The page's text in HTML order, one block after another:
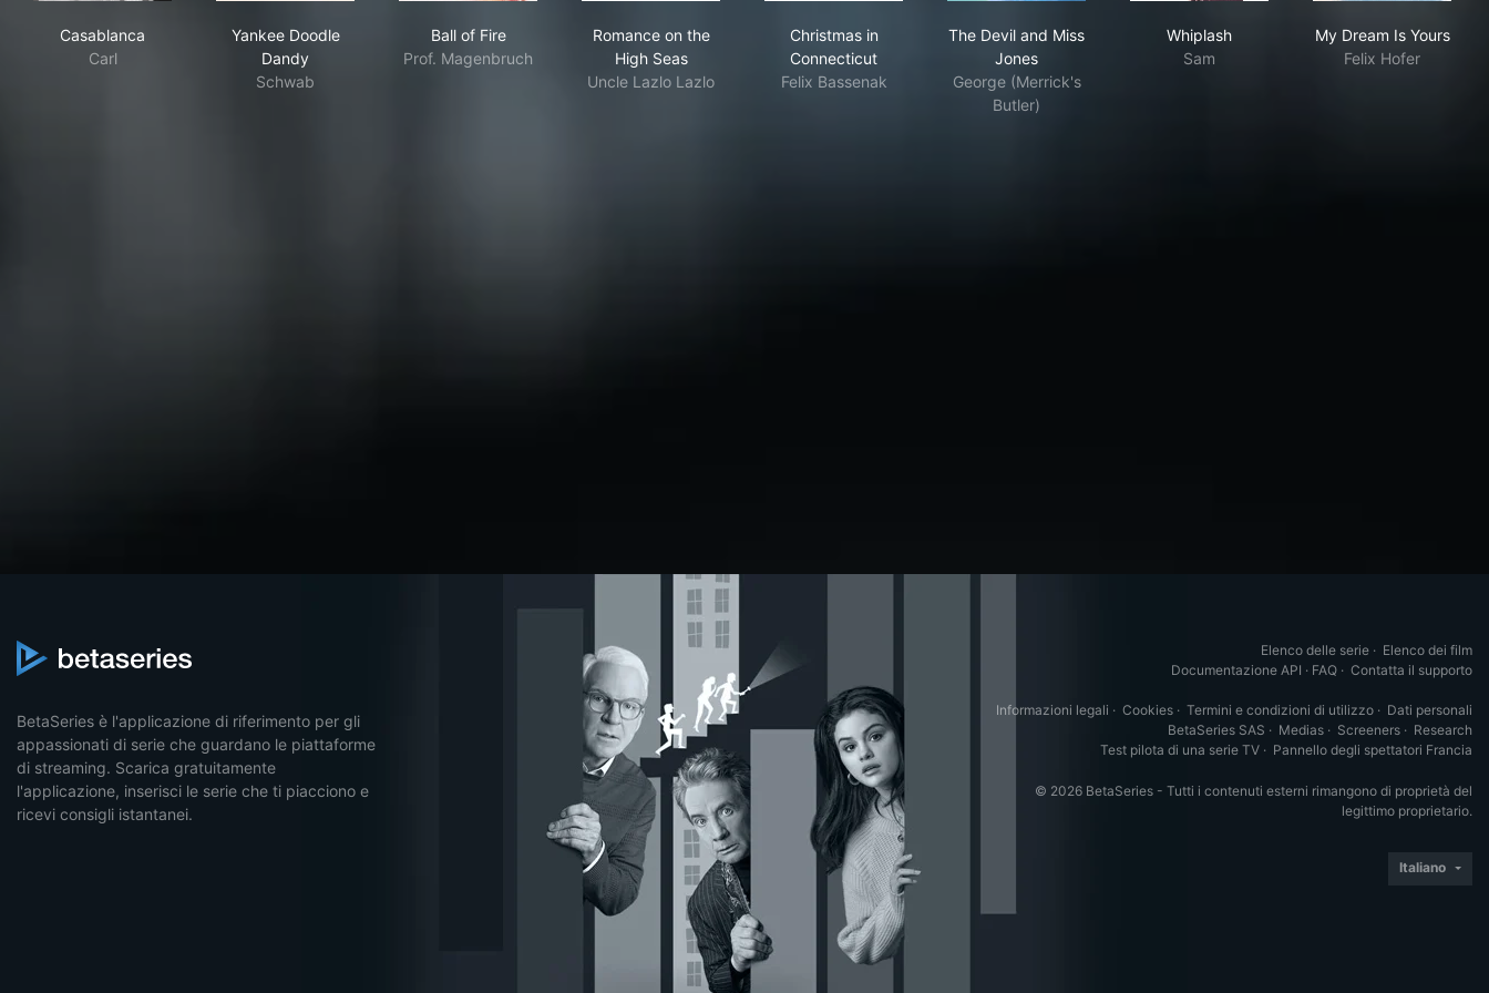
Casablanca
Carl
Yankee Doodle
Dandy
Schwab
Ball of Fire
Prof. Magenbruch
Romance on the
High Seas
Uncle Lazlo Lazlo
Christmas in
Connecticut
Felix Bassenak
The Devil and Miss
Jones
George (Merrick's
Butler)
Whiplash
Sam
My Dream Is Yours
Felix Hofer
BetaSeries è l'applicazione di riferimento per gli
appassionati di serie che guardano le piattaforme
di streaming. Scarica gratuitamente
l'applicazione, inserisci le serie che ti piacciono e
ricevi consigli istantanei.
Elenco delle serie · Elenco dei film
Documentazione API · FAQ · Contatta il supporto
Informazioni legali · Cookies · Termini e condizioni di utilizzo · Dati personali
BetaSeries SAS · Medias · Screeners · Research
Test pilota di una serie TV · Pannello degli spettatori Francia
© 2026 BetaSeries - Tutti i contenuti esterni rimangono di proprietà del
legittimo proprietario.
Italiano